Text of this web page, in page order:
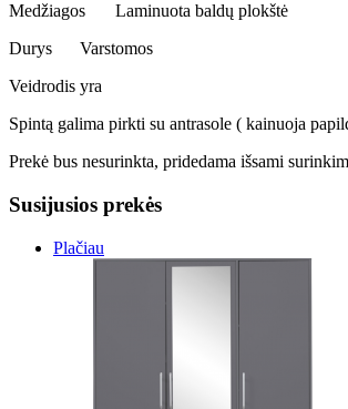
Medžiagos
Laminuota baldų plokštė
Durys
Varstomos
Veidrodis yra
Spintą galima pirkti su antrasole ( kainuoja
Prekė bus nesurinkta, pridedama išsami
Susijusios prekės
Plačiau